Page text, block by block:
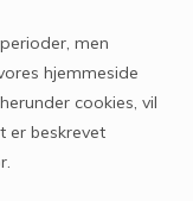
men
hjemmeside
cookies, vil
er beskrevet